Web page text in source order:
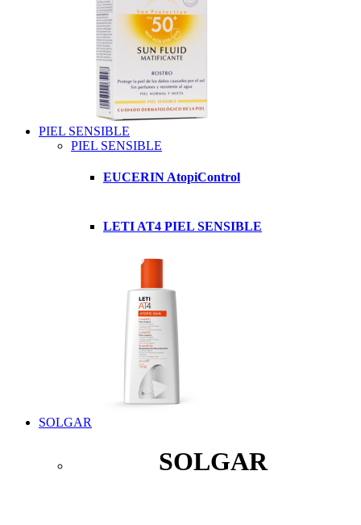
PIEL SENSIBLE
PIEL SENSIBLE
EUCERIN AtopiControl
LETI AT4 PIEL SENSIBLE
SOLGAR
SOLGAR